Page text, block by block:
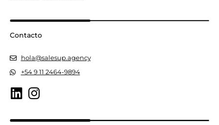
Contacto
hola@salesup.agency
+54 9 11 2464-9894